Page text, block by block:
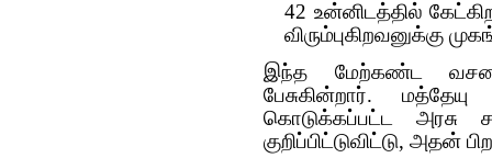
42 உன்னிடத்தில்
விரும்புகிறவனுக்கு
இந்த மேற்கண்ட
பேசுகின்றார்.
கொடுக்கப்பட்ட அரசு
குறிப்பிட்டுவிட்டு,